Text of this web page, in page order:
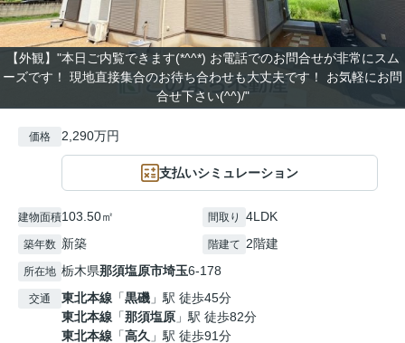
【外観】"本日ご内覧できます(*^^*) お電話でのお問合せが非常にスム
ーズです！ 現地直接集合のお待ち合わせも大丈夫です！ お気軽にお問
合せ下さい(^^)/"
価格 2,290万円
支払いシミュレーション
建物面積103.50㎡ 間取り 4LDK
築年数 新築 階建て 2階建
所在地 栃木県那須塩原市埼玉6-178
交通 東北本線 「黒磯 」駅 徒歩45分
東北本線 「那須塩原 」駅 徒歩82分
東北本線 「高久 」駅 徒歩91分